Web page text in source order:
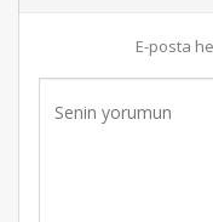
E-posta